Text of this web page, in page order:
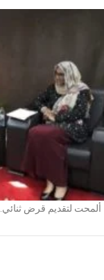
ألمحت لتقديم قرض